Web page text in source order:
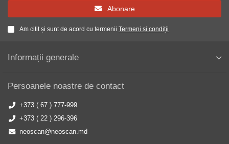
Abonare
Am citit și sunt de acord cu termenii Termeni si condiții
Informații generale
Persoanele noastre de contact
+373 ( 67 ) 777-999
+373 ( 22 ) 296-396
neoscan@neoscan.md